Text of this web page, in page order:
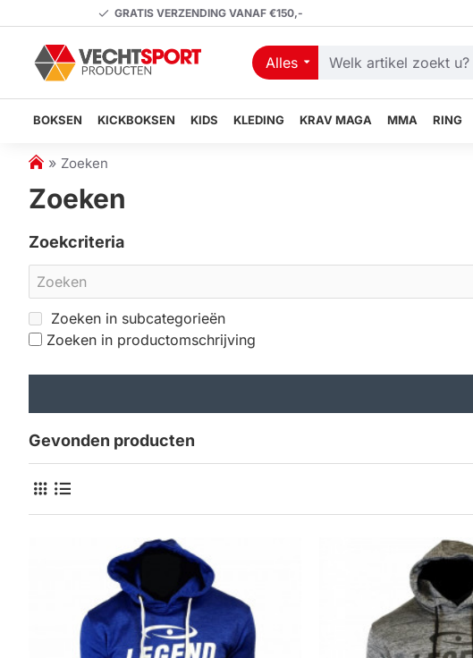
GRATIS VERZENDING VANAF €150,-
Alles
Welk
zoekt
BOKSEN KICKBOKSEN KIDS KLEDING KRAV MAGA MMA RING
h
m
Zoeken
Zoeken
Zoekcriteria
Zoeken in subcategorieën
Zoeken in productomschrijving
Gevonden producten